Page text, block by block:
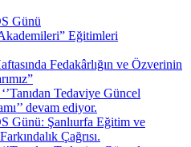
Günü
Eğitimleri
Fedakârlığın ve Özverinin
Tedaviye Güncel
devam ediyor.
Günü: Şanlıurfa Eğitim ve
Çağrısı.